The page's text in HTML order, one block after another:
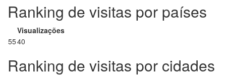
Ranking de visitas por países
Visualizações
5540
Ranking de visitas por cidades